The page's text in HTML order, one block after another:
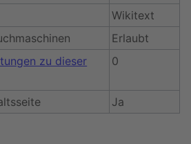
Wikitext
Erlaubt
zu dieser
0
Ja